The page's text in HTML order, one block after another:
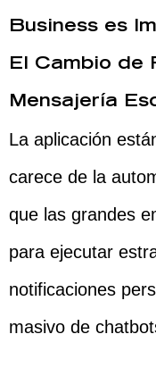
Business es
El Cambio de
Mensajería
La aplicación
carece de la
que las grandes
para ejecutar
notificaciones
masivo de